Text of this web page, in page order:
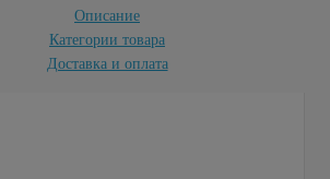
Описание
Категории товара
Доставка и оплата